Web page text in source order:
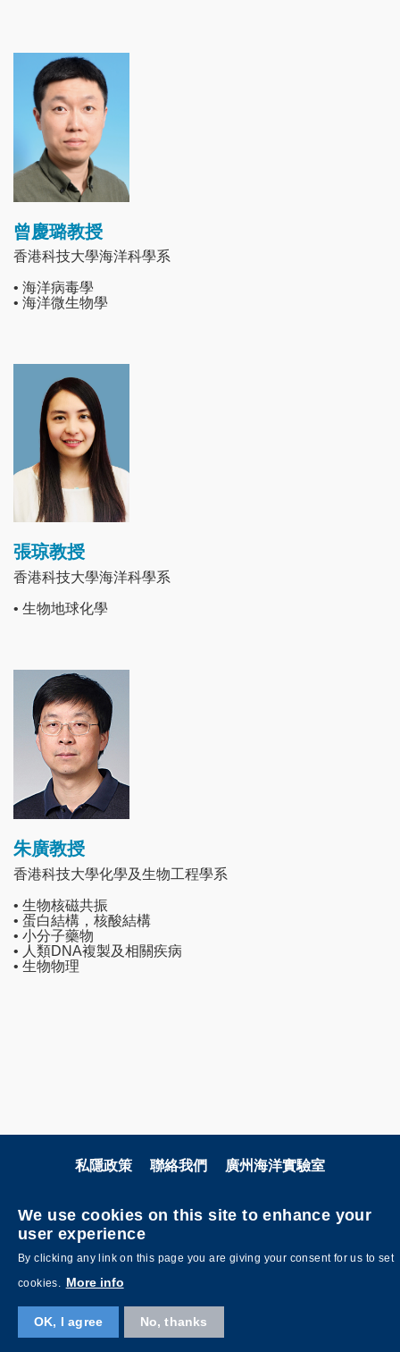
Image
曾慶璐教授
香港科技大學海洋科學系
• 海洋病毒學
• 海洋微生物學
Image
張琼教授
香港科技大學海洋科學系
• 生物地球化學
Image
朱廣教授
香港科技大學化學及生物工程學系
• 生物核磁共振
• 蛋白結構，核酸結構
• 小分子藥物
• 人類DNA複製及相關疾病
• 生物物理
私隱政策 聯絡我們 廣州海洋實驗室
©版權屬香港科技大學所有 網頁設計：
We use cookies on this site to enhance your
user experience
By clicking any link on this page you are giving your consent for us to set
cookies.
More info
OK, I agree No, thanks